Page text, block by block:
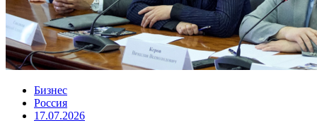
Бизнес
Россия
17.07.2026